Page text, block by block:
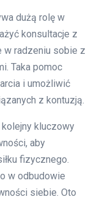
dużą rolę w
konsultacje z
w radzeniu sobie z
Taka pomoc
i umożliwić
z kontuzją.
kluczowy
aby
fizycznego.
w odbudowie
siebie. Oto